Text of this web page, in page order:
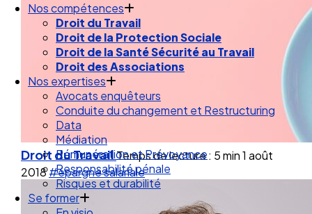
Nos compétences
Droit du Travail
Droit de la Protection Sociale
Droit de la Santé Sécurité au Travail
Droit des Associations
Nos expertises
Avocats enquêteurs
Conduite du changement et Restructuring
Data
Médiation
Rémunération et Prévoyance
Responsabilité pénale
Risques et durabilité
Se former
Droit du TravailTemps de lecture : 5 min1 août
2018#épargne salariale